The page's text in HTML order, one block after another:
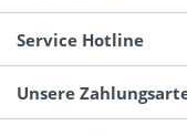
Service Hotline
Unsere